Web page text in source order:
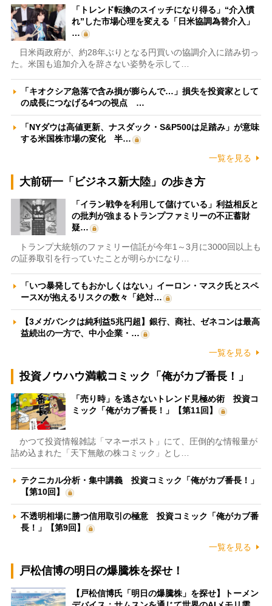
「トレンド転換のスイッチになり得る」“介入慣
れ”した市場心理を変える「日米協調為替介入」
…
日米両政府が、約28年ぶりとなる円買いの協調介入に踏み切っ
た。米国も追加介入を辞さない姿勢を示して…
「キオクシア急落で含み損が膨らんで…」損失を投資家として
の成長につなげる4つの視点 …
「NYダウは高値更新、ナスダック・S&P500は足踏み」が意味
する米国株市場の変化 半…
一覧を見る
大前研一「ビジネス新大陸」の歩き方
「イラン戦争を利用して儲けている」利益相反と
の批判が強まるトランプファミリーの不正蓄財
疑…
トランプ大統領のファミリー信託が今年1～3月に3000回以上も
の証券取引を行っていたことが明らかになり…
「いつ暴発してもおかしくはない」イーロン・マスク氏とスペ
ースXが抱えるリスクの数々「絶対…
【3メガバンクは純利益5兆円超】銀行、商社、ゼネコンは最高
益続出の一方で、中小企業・…
一覧を見る
投資ノウハウ満載コミック「俺がカブ番長！」
「売り時」を逃さないトレンド見極め術 投資コ
ミック「俺がカブ番長！」【第11回】
かつて投資情報雑誌「マネーポスト」にて、圧倒的な情報量が
詰め込まれた「天下無敵の株コミック」とし…
テクニカル分析・集中講義 投資コミック「俺がカブ番長！」
【第10回】
不透明相場に勝つ信用取引の極意 投資コミック「俺がカブ番
長！」【第9回】
一覧を見る
戸松信博の明日の爆騰株を探せ！
【戸松信博氏「明日の爆騰株」を探せ】トーメン